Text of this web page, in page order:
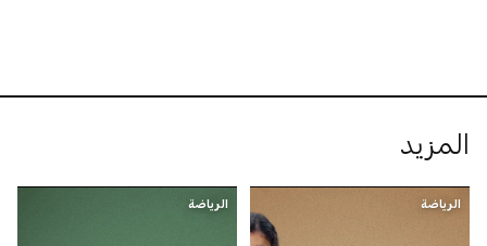
المزيد
الرياضة الرياضة